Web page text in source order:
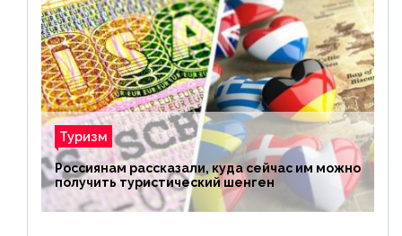
Туризм
Россиянам рассказали, куда сейчас им можно
получить туристический шенген